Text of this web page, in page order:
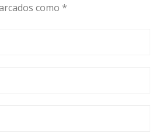
como *